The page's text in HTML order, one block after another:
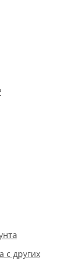
с других